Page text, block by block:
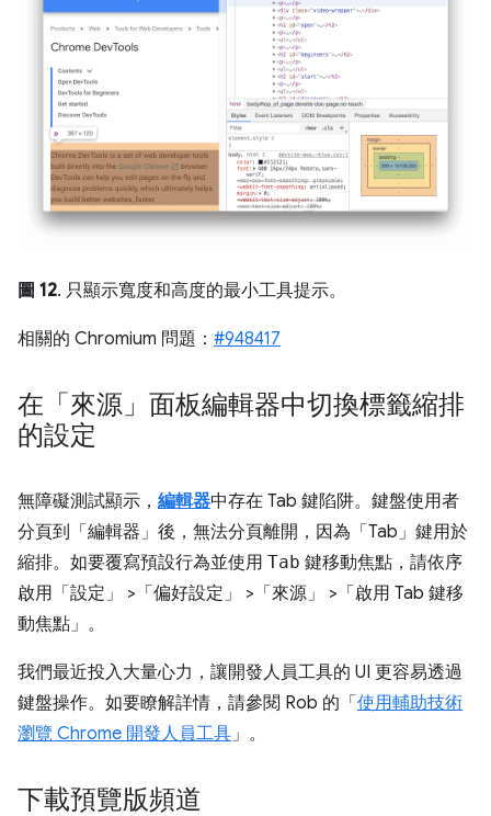
圖 12. 只顯示寬度和高度的最小工具提示。
相關的 Chromium 問題： #948417
在「來源」面板編輯器中切換標籤縮排
的設定
無障礙測試顯示， 編輯器中存在 Tab 鍵陷阱。鍵盤使用者
分頁到「編輯器」 後，無法分頁離開，因為「Tab」 鍵用於
縮排。如要覆寫預設行為並使用 Tab 鍵移動焦點，請依序
啟用「設定」
>「偏好設定」 >「來源」
>「啟用 Tab 鍵移
動焦點」 。
我們最近投入大量心力，讓開發人員工具的 UI 更容易透過
鍵盤操作。如要瞭解詳情，請參閱 Rob 的「 使用輔助技術
瀏覽 Chrome 開發人員工具」。
下載預覽版頻道